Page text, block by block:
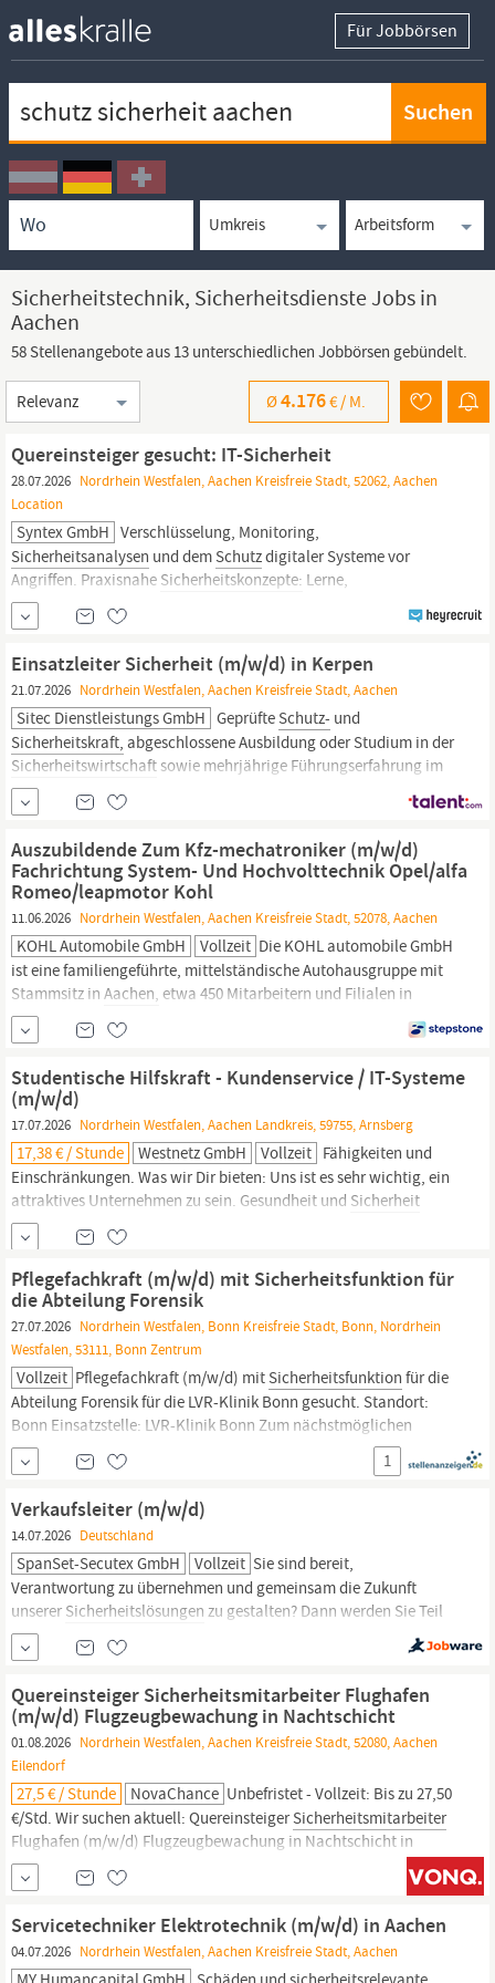
Für Jobbörsen
Ortssuche
Umkreissuche
Arbeitsform
Sicherheitstechnik, Sicherheitsdienste Jobs in
Aachen
58 Stellenangebote aus 13 unterschiedlichen Jobbörsen gebündelt.
Sortierung
Ø4.176€ / M.
Quereinsteiger gesucht: IT-Sicherheit
28.07.2026 Nordrhein Westfalen, Aachen Kreisfreie Stadt, 52062, Aachen
Location
Syntex GmbH Verschlüsselung, Monitoring,
Sicherheitsanalysen und dem Schutzdigitaler Systeme vor
Angriffen. Praxisnahe Sicherheitskonzepte: Lerne,
Sicherheitsrisiken
geeigneteSchutzmaßnahmen
für Unternehmen umzusetzen.
Deine Perspektive Junior IT Security...
Einsatzleiter Sicherheit (m/w/d) in Kerpen
21.07.2026 Nordrhein Westfalen, Aachen Kreisfreie Stadt, Aachen
Sitec Dienstleistungs GmbH Geprüfte Schutz- und
Sicherheitskraft, abgeschlossene Ausbildung oder Studium in der
Sicherheitswirtschaft sowie mehrjährige Führungserfahrung im
Einsatzdienst Fundierte Kenntnisse gesetzlicher Bestimmungen
und Branchenstandards - Sicherer Umgang mit rechtlichen
Vorgaben und Normen Führungskompetenz - Sie leiten Ihr...
Auszubildende Zum Kfz-mechatroniker (m/w/d)
Fachrichtung System- Und Hochvolttechnik Opel/alfa
Romeo/leapmotor Kohl
11.06.2026 Nordrhein Westfalen, Aachen Kreisfreie Stadt, 52078, Aachen
KOHL Automobile GmbH Vollzeit Die KOHL automobile GmbH
ist eine familiengeführte, mittelständische Autohausgruppe mit
Stammsitz in Aachen, etwa 450 Mitarbeitern und Filialen in
Laurensberg, Heinsberg und Bergheim. Wir vertreiben die PKW-
Marken BMW, MINI, Land Rover, GEELY, Opel, Alfa Romeo und
Leapmotor, die Motorrad-Marken BMW, Harley-Davidson und
Aprilia, die Roller-Marke Vespa...
Studentische Hilfskraft - Kundenservice / IT-Systeme
(m/w/d)
17.07.2026 Nordrhein Westfalen, Aachen Landkreis, 59755, Arnsberg
17,38 € / Stunde Westnetz GmbH Vollzeit Fähigkeiten und
Einschränkungen. Was wir Dir bieten: Uns ist es sehr wichtig, ein
attraktives Unternehmen zu sein. Gesundheit und Sicherheit
haben bei uns oberste Priorität. Neben umfangreichen Angeboten
für die Gesundheit bieten wir Dir auch eine Vielzahl von
Leistungen in den Bereichen Familie, Finanzen, berufliche
Weiterbildung, Arbeitsumgebung und...
Pflegefachkraft (m/w/d) mit Sicherheitsfunktion für
die Abteilung Forensik
27.07.2026 Nordrhein Westfalen, Bonn Kreisfreie Stadt, Bonn, Nordrhein
Westfalen, 53111, Bonn Zentrum
Vollzeit Pflegefachkraft (m/w/d) mit Sicherheitsfunktion für die
Abteilung Forensik für die LVR-Klinik Bonn gesucht. Standort:
Bonn Einsatzstelle: LVR-Klinik Bonn Zum nächstmöglichen
Zeitpunkt Arbeitszeit: Voll-/ oder Teilzeit unbefristet Vergütung:
P8 TVöD Das sind Ihre Aufgaben Werden Sie eine Schlüsselrolle an
der Schnittstelle von pflegerischer Versorgung und
1
Verkaufsleiter (m/w/d)
14.07.2026 Deutschland
SpanSet-Secutex GmbH Vollzeit Sie sind bereit,
Verantwortung zu übernehmen und gemeinsam die Zukunft
unserer Sicherheitslösungen zu gestalten? Dann werden Sie Teil
der SpanSet secutex GmbH, Spezialist für
in den
Bereichen sicheres Heben, Transportieren und Lagern mit Sitz in
Quereinsteiger Sicherheitsmitarbeiter Flughafen
(m/w/d) Flugzeugbewachung in Nachtschicht
01.08.2026 Nordrhein Westfalen, Aachen Kreisfreie Stadt, 52080, Aachen
Eilendorf
27,5 € / Stunde NovaChance Unbefristet - Vollzeit: Bis zu 27,50
€/Std. Wir suchen aktuell: QuereinsteigerSicherheitsmitarbeiter
Flughafen (m/w/d) Flugzeugbewachung in Nachtschicht in
Aachen
Als wachsendes
benötigt unser
Team Verstärkung in
Servicetechniker Elektrotechnik (m/w/d) in Aachen
04.07.2026 Nordrhein Westfalen, Aachen Kreisfreie Stadt, Aachen